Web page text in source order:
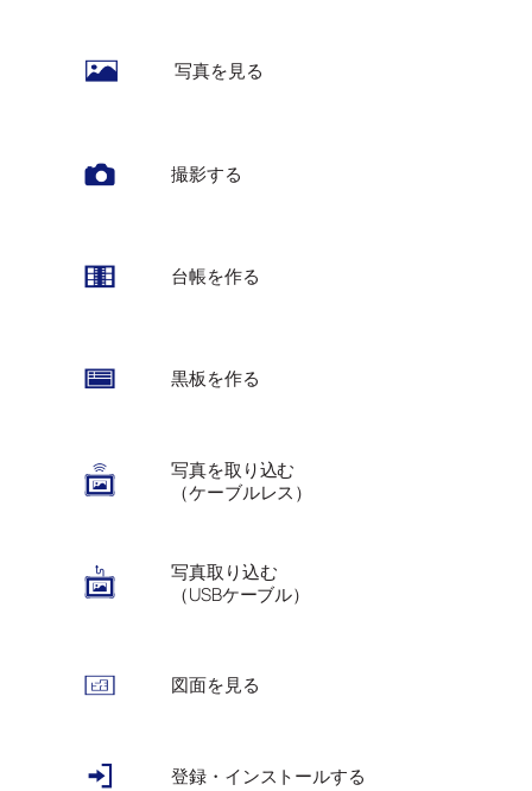
写真を見る
撮影する
台帳を作る
黒板を作る
写真を取り込む
（ケーブルレス）
写真取り込む
（USBケーブル）
図面を見る
登録・インストールする